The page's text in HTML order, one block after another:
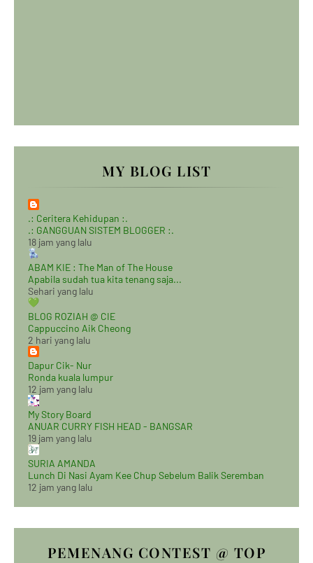
MY BLOG LIST
.: Ceritera Kehidupan :.
.: GANGGUAN SISTEM BLOGGER :.
18 jam yang lalu
ABAM KIE : The Man of The House
Apabila sudah tua kita tenang saja...
Sehari yang lalu
BLOG ROZIAH @ CIE
Cappuccino Aik Cheong
2 hari yang lalu
Dapur Cik- Nur
Ronda kuala lumpur
12 jam yang lalu
My Story Board
ANUAR CURRY FISH HEAD - BANGSAR
19 jam yang lalu
SURIA AMANDA
Lunch Di Nasi Ayam Kee Chup Sebelum Balik Seremban
12 jam yang lalu
PEMENANG CONTEST @ TOP